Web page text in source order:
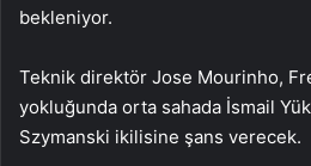
bekleniyor.
Teknik direktör Jose Mourinho,
yokluğunda orta sahada İsmail
Szymanski ikilisine şans verecek.